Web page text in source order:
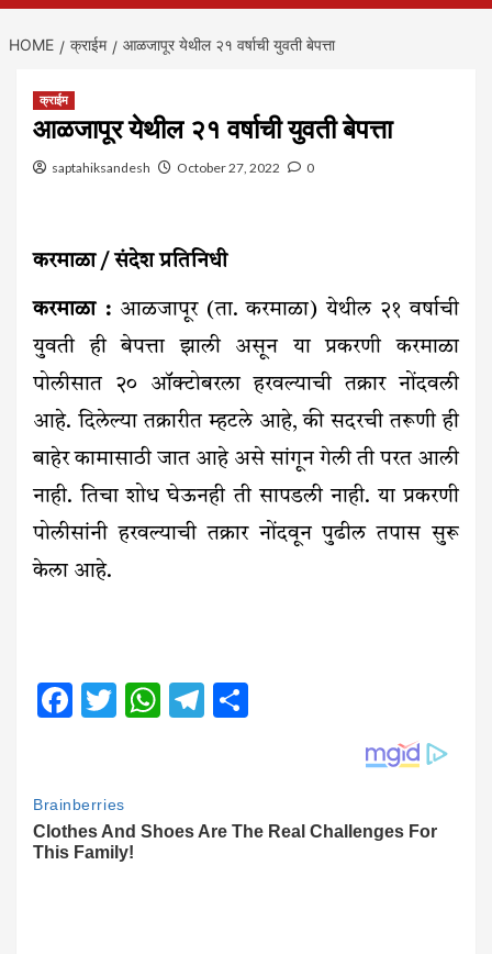
HOME क्राईम आळजापूर येथील २१ वर्षाची युवती बेपत्ता
क्राईम
आळजापूर येथील २१ वर्षाची युवती बेपत्ता
saptahiksandesh October 27, 2022 0
करमाळा / संदेश प्रतिनिधी
करमाळा : आळजापूर (ता. करमाळा) येथील २१ वर्षाची
युवती ही बेपत्ता झाली असून या प्रकरणी करमाळा
पोलीसात २० ऑक्टोबरला हरवल्याची तक्रार नोंदवली
आहे. दिलेल्या तक्रारीत म्हटले आहे, की सदरची तरूणी ही
बाहेर कामासाठी जात आहे असे सांगून गेली ती परत आली
नाही. तिचा शोध घेऊनही ती सापडली नाही. या प्रकरणी
पोलीसांनी हरवल्याची तक्रार नोंदवून पुढील तपास सुरू
केला आहे.
Facebook
Twitter
WhatsApp
Telegram